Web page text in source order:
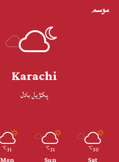
موسم
Karachi
پکڙيل بادل
30
℃
31
℃
31
℃